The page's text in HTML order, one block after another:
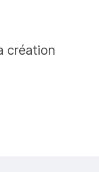
création